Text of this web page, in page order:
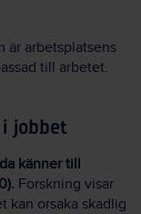
är arbetsplatsens
till arbetet.
jobbet
känner till
Forskning visar
kan orsaka skadlig